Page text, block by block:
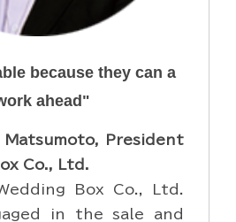
because they can a
ahead"
President
Co., Ltd.
Box Co., Ltd.
in the sale and